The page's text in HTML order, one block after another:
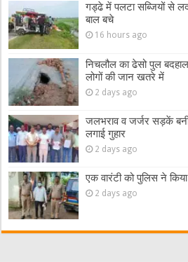
गड्ढे में पलटा सब्जियों से
बाल बचे
16 hours ago
निचलौल का ढेसो पुल
लोगों की जान खतरे में
2 days ago
जलभराव व जर्जर सड़कें बनीं
लगाई गुहार
2 days ago
एक वारंटी को पुलिस ने किया
2 days ago